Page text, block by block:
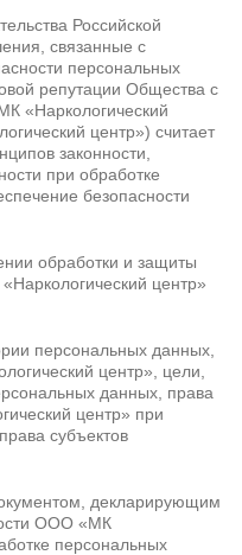
центр»
Российской
связанные с
персональных
репутации Общества с
«Наркологический
центр») считает
законности,
при обработке
безопасности
обработки и защиты
центр»
персональных данных,
центр», цели,
данных, права
центр» при
субъектов
декларирующим
ООО «МК
персональных